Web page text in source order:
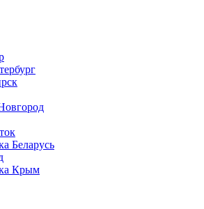
Беларусь
Крым